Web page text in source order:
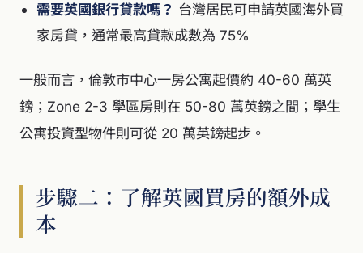
需要英國銀行貸款嗎？ 台灣居民可申請英國海外買
家房貸，通常最高貸款成數為 75%
一般而言，倫敦市中心一房公寓起價約 40-60 萬英
鎊；Zone 2-3 學區房則在 50-80 萬英鎊之間；學生
公寓投資型物件則可從 20 萬英鎊起步。
步驟二：了解英國買房的額外成
本